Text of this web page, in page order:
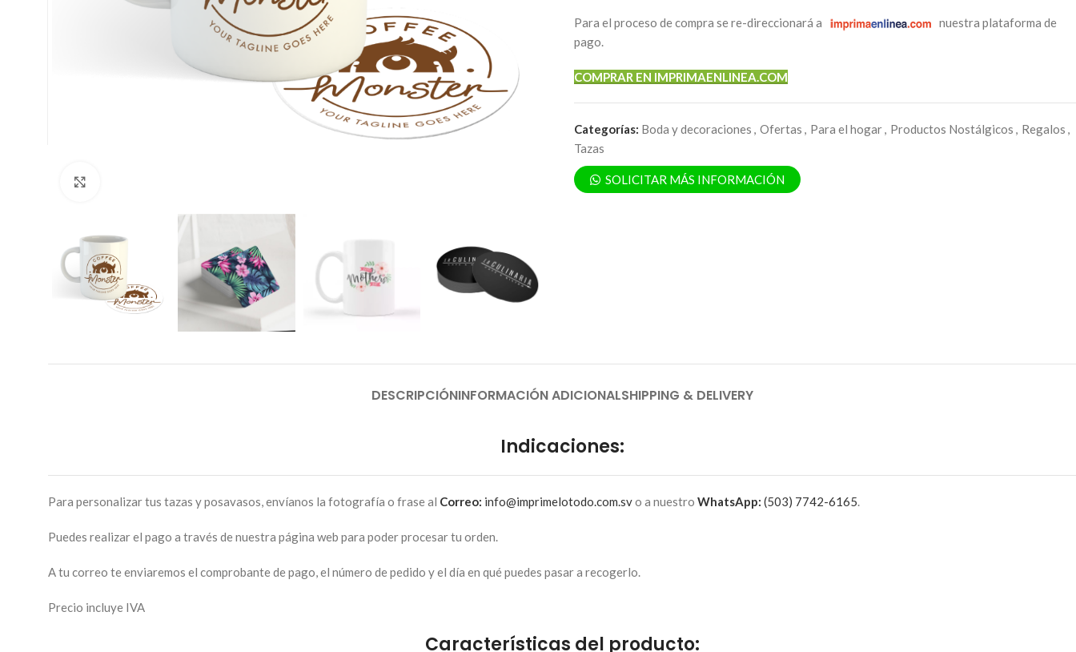
Para el proceso de compra se re-direccionará a
nuestra plataforma de
pago.
COMPRAR EN IMPRIMAENLINEA.COM
Categorías: Boda y decoraciones , Ofertas , Para el hogar, Productos Nostálgicos , Regalos ,
Tazas
SOLICITAR MÁS INFORMACIÓN
DESCRIPCIÓNINFORMACIÓN ADICIONALSHIPPING & DELIVERY
Indicaciones:
Para personalizar tus tazas y posavasos, envíanos la fotografía o frase al Correo: info@imprimelotodo.com.svo a nuestro WhatsApp: (503) 7742-6165.
Puedes realizar el pago a través de nuestra página web para poder procesar tu orden.
A tu correo te enviaremos el comprobante de pago, el número de pedido y el día en qué puedes pasar a recogerlo.
Precio incluye IVA
Características del producto: